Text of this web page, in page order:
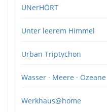
UNerHÖRT
Unter leerem Himmel
Urban Triptychon
Wasser · Meere · Ozeane
Werkhaus@home